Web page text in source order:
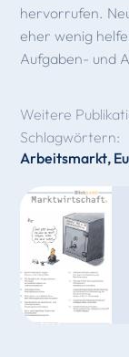
hervorrufen.
eher wenig
Aufgaben- und
Weitere
Schlagwörtern:
Arbeitsmarkt,